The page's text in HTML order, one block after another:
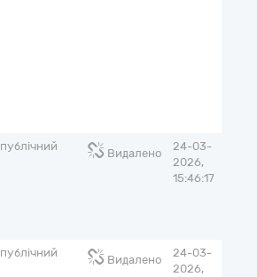
публічний
Видалено
24-03-
2026,
15:46:17
публічний
Видалено
24-03-
2026,